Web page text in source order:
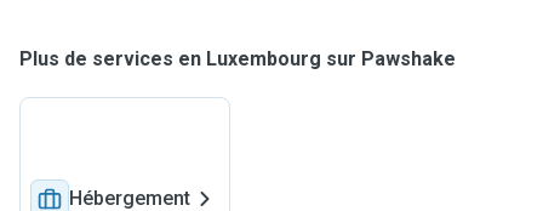
Plus de services en Luxembourg sur Pawshake
Hébergement